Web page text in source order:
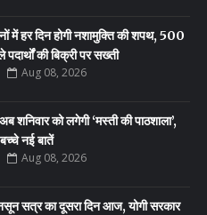
में हर दिन होगी नशामुक्ति की शपथ, 500
की बिक्री पर सख्ती
Aug 08, 2026
शनिवार को लगेगी ‘मस्ती की पाठशाला’,
नई बातें
Aug 08, 2026
सत्र का दूसरा दिन आज, योगी सरकार